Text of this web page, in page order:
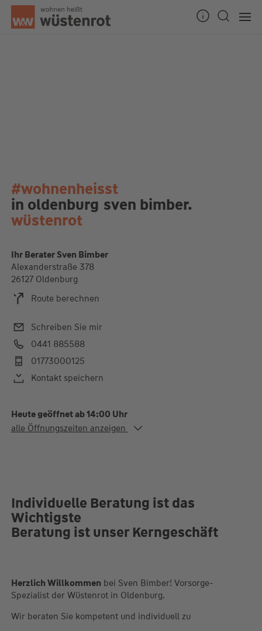
#wohnenheisst
in oldenburg sven bimber.
wüstenrot
Ihr Berater Sven Bimber
Alexanderstraße 378
26127 Oldenburg
Route berechnen
Schreiben Sie mir
0441 885588
01773000125
Kontakt speichern
Heute geöffnet ab 14:00 Uhr
Alle Öffnungszeiten
alle Öffnungszeiten anzeigen
Individuelle Beratung ist das
Wichtigste
Beratung ist unser Kerngeschäft
Herzlich W illkommen bei Sven Bimber! Vorsorge-
Spezialist der Wüstenrot in Oldenburg.
Wir beraten Sie kompetent und individuell zu